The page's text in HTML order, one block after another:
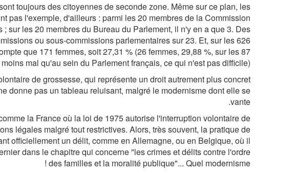
toujours des citoyennes de seconde zone. Même sur ce plan, les
pas l'exemple, d'ailleurs : parmi les 20 membres de la Commission
sur les 20 membres du Bureau du Parlement, il n'y en a que 3. Des
ou sous-commissions parlementaires sur 23. Et, sur les 626
que 171 femmes, soit 27,31 % (26 femmes, 29,88 %, sur les 87
mal qu'au sein du Parlement français, ce qui n'est pas difficile).
de grossesse, qui représente un droit autrement plus concret
donne pas un tableau reluisant, malgré le modernisme dont elle se
vante.
la France où la loi de 1975 autorise l'interruption volontaire de
légales malgré tout restrictives. Alors, très souvent, la pratique de
officiellement un délit, comme en Allemagne, ou en Belgique, où il
dans le chapitre qui concerne "les crimes et délits contre l'ordre
des familles et la moralité publique"... Quel modernisme !